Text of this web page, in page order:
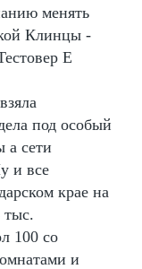
менять
Клинцы -
Е
под особый
а сети
и все
крае на
тыс.
100 со
и